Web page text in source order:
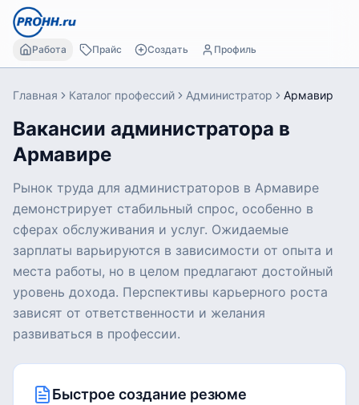
Работа Прайс Создать Профиль
Главная Каталог профессий Администратор Армавир
Вакансии администратора в
Армавире
Рынок труда для администраторов в Армавире
демонстрирует стабильный спрос, особенно в
сферах обслуживания и услуг. Ожидаемые
зарплаты варьируются в зависимости от опыта и
места работы, но в целом предлагают достойный
уровень дохода. Перспективы карьерного роста
зависят от ответственности и желания
развиваться в профессии.
Быстрое создание резюме